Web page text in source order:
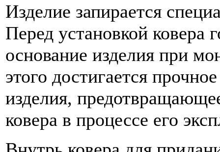
Изделие запирается
Перед установкой ковера
основание изделия при
этого достигается
изделия,
ковера в процессе его